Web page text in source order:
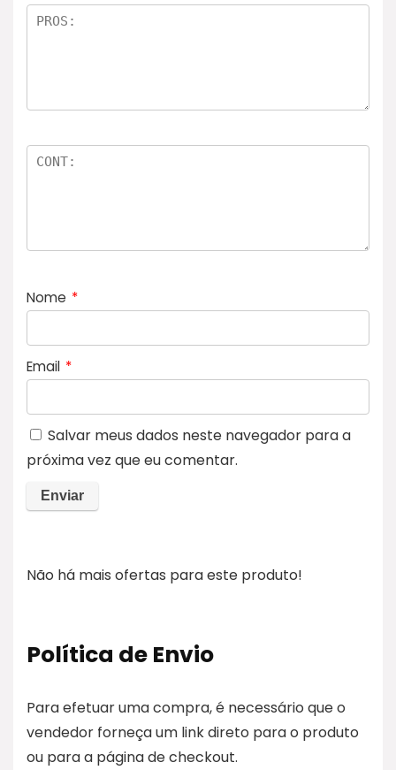
el
Nome *
Email *
Salvar meus dados neste navegador para a
próxima vez que eu comentar.
Não há mais ofertas para este produto!
Política de Envio
Para efetuar uma compra, é necessário que o
vendedor forneça um link direto para o produto
ou para a página de checkout.